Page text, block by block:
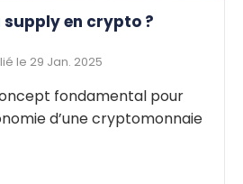
supply en crypto ?
le 29 Jan. 2025
fondamental pour
d’une cryptomonnaie